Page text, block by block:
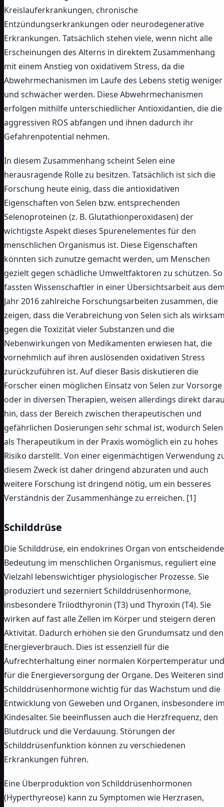
Kreislauferkrankungen, chronische
Entzündungserkrankungen oder neurodegenerative
Erkrankungen. Tatsächlich stehen viele, wenn nicht alle
Erscheinungen des Alterns in direktem Zusammenhang
mit einem Anstieg von oxidativem Stress, da die
Abwehrmechanismen im Laufe des Lebens stetig weniger
und schwächer werden. Diese Abwehrmechanismen
erfolgen mithilfe unterschiedlicher Antioxidantien, die die
aggressiven ROS abfangen und ihnen dadurch ihr
Gefahrenpotential nehmen.
In diesem Zusammenhang scheint Selen eine
herausragende Rolle zu besitzen. Tatsächlich ist sich die
Forschung heute einig, dass die antioxidativen
Eigenschaften von Selen bzw. entsprechenden
Selenoproteinen (z. B. Glutathionperoxidasen) der
wichtigste Aspekt dieses Spurenelementes für den
menschlichen Organismus ist. Diese Eigenschaften
könnten sich zunutze gemacht werden, um Menschen
gezielt gegen schädliche Umweltfaktoren zu schützen. So
fassten Wissenschaftler in einer Übersichtsarbeit aus
Jahr 2016 zahlreiche Forschungsarbeiten zusammen, die
zeigen, dass die Verabreichung von Selen sich als
gegen die Toxizität vieler Substanzen und die
Nebenwirkungen von Medikamenten erwiesen hat, die
vornehmlich auf ihren auslösenden oxidativen Stress
zurückzuführen ist. Auf dieser Basis diskutieren die
Forscher einen möglichen Einsatz von Selen zur Vorsorge
oder in diversen Therapien, weisen allerdings direkt
hin, dass der Bereich zwischen therapeutischen und
gefährlichen Dosierungen sehr schmal ist, wodurch Selen
als Therapeutikum in der Praxis womöglich ein zu hohes
Risiko darstellt. Von einer eigenmächtigen Verwendung
diesem Zweck ist daher dringend abzuraten und auch
weitere Forschung ist dringend nötig, um ein besseres
Verständnis der Zusammenhänge zu erreichen. [1]
Schilddrüse
Die Schilddrüse, ein endokrines Organ von
Bedeutung im menschlichen Organismus, reguliert eine
Vielzahl lebenswichtiger physiologischer Prozesse. Sie
produziert und sezerniert Schilddrüsenhormone,
insbesondere Triiodthyronin (T3) und Thyroxin (T4). Sie
wirken auf fast alle Zellen im Körper und steigern deren
Aktivität. Dadurch erhöhen sie den Grundumsatz und den
Energieverbrauch. Dies ist essenziell für die
Aufrechterhaltung einer normalen Körpertemperatur und
für die Energieversorgung der Organe. Des Weiteren sind
Schilddrüsenhormone wichtig für das Wachstum und die
Entwicklung von Geweben und Organen, insbesondere
Kindesalter. Sie beeinflussen auch die Herzfrequenz, den
Blutdruck und die Verdauung. Störungen der
Schilddrüsenfunktion können zu verschiedenen
Erkrankungen führen.
Eine Überproduktion von Schilddrüsenhormonen
(Hyperthyreose) kann zu Symptomen wie Herzrasen,